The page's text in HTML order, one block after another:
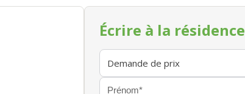
Écrire à la résidence